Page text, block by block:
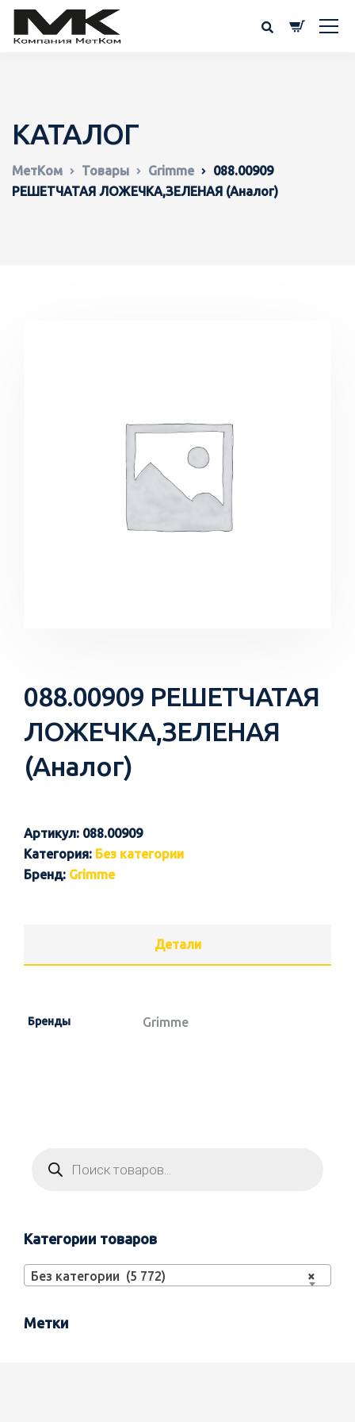
КАТАЛОГ
МетКом Товары Grimme
088.00909
РЕШЕТЧАТАЯ ЛОЖЕЧКА,ЗЕЛЕНАЯ (Аналог)
088.00909 РЕШЕТЧАТАЯ
ЛОЖЕЧКА,ЗЕЛЕНАЯ
(Аналог)
Артикул: 088.00909
Категория: Без категории
Бренд: Grimme
Детали
Бренды Grimme
Категории товаров
×
Без категории (5 772)
Метки